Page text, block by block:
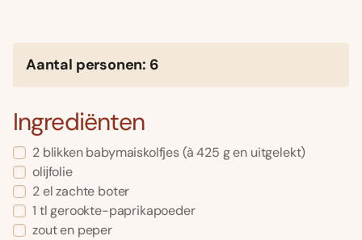
Aantal personen: 6
Ingrediënten
2 blikken babymaiskolfjes (à 425 g en uitgelekt)
olĳfolie
2 el zachte boter
1 tl gerookte-paprikapoeder
zout en peper